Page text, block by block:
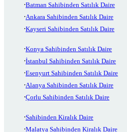
Batman Sahibinden Satılık Daire
Ankara Sahibinden Satılık Daire
Kayseri Sahibinden Satılık Daire
Konya Sahibinden Satılık Daire
İstanbul Sahibinden Satılık Daire
Esenyurt Sahibinden Satılık Daire
Alanya Sahibinden Satılık Daire
Çorlu Sahibinden Satılık Daire
Sahibinden Kiralık Daire
Malatya Sahibinden Kiralık Daire